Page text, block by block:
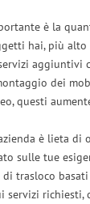
è la
hai, più
aggiuntivi
dei
questi
è lieta di
sulle tue
trasloco basati
servizi richiesti,